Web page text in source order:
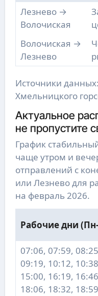
Лезнево →
Волочиская
Волочиская →
Лезнево
Источники
Хмельницкого
Актуальное
не пропустите
График
чаще утром и
отправлений с
или Лезнево для
на февраль 2026.
Рабочие дни
07:06, 07:59,
09:19, 10:12,
15:00, 16:19,
18:06, 18:32,